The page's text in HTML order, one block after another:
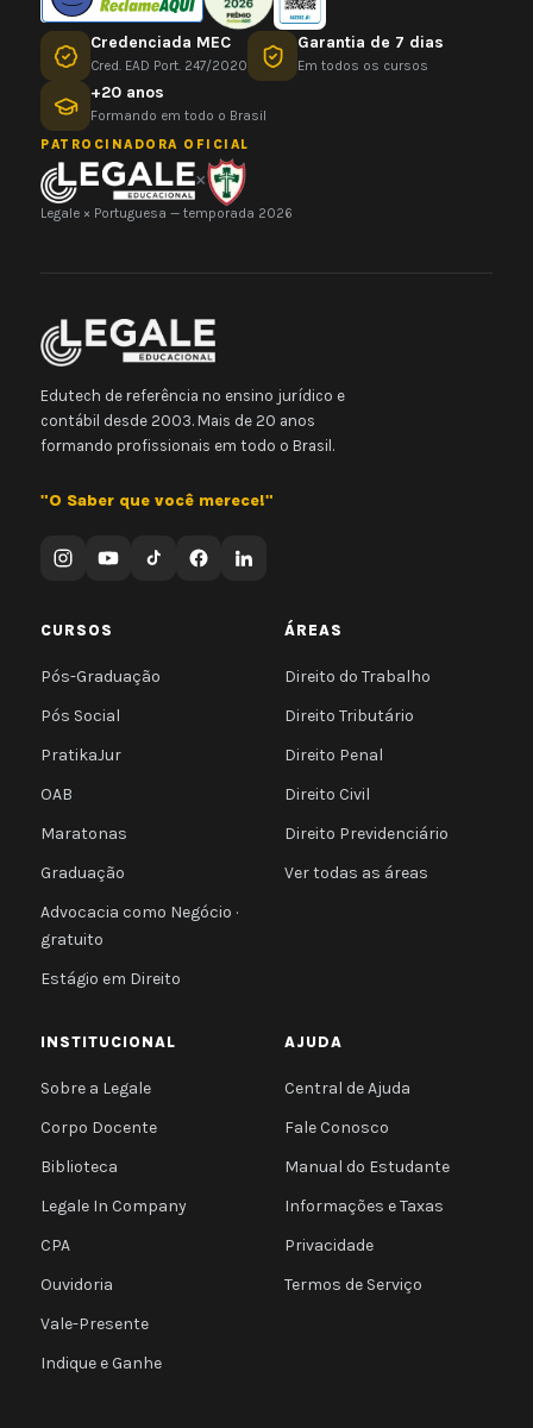
Credenciada MEC
Cred. EAD Port. 247/2020
Garantia de 7 dias
Em todos os cursos
+20 anos
Formando em todo o Brasil
PATROCINADORA OFICIAL
×
Legale × Portuguesa — temporada 2026
Edutech de referência no ensino jurídico e
contábil desde 2003. Mais de 20 anos
formando profissionais em todo o Brasil.
"O Saber que você merece!"
CURSOS
Pós-Graduação
Pós Social
PratikaJur
OAB
Maratonas
Graduação
Advocacia como Negócio ·
gratuito
Estágio em Direito
ÁREAS
Direito do Trabalho
Direito Tributário
Direito Penal
Direito Civil
Direito Previdenciário
Ver todas as áreas
INSTITUCIONAL
Sobre a Legale
Corpo Docente
Biblioteca
Legale In Company
CPA
Ouvidoria
Vale-Presente
Indique e Ganhe
AJUDA
Central de Ajuda
Fale Conosco
Manual do Estudante
Informações e Taxas
Privacidade
Termos de Serviço